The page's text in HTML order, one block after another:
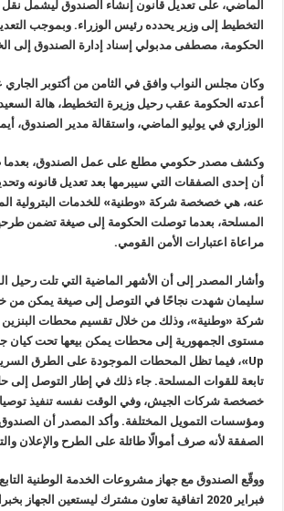
الماضي، على تعديل قانون إنشاء الصندوق ليشمل نقل
التخطيط إلى وزير يحدده رئيس الوزراء. وبموجب
الحكومة، مصطفى مدبولي إسناد إدارة الصندوق إلى
وكان مجلس النواب وافق في الثامن من أكتوبر
أعدته الحكومة عقب رحيل وزيرة التخطيط، هالة
الوزاري في يوليو الماضي، واستقالة مدير الصندوق،
وكشف مصدر حكومي مطلع على عمل الصندوق، بعدما
أن إحدى الصفقات التي سيبرمها بعد تعديل قانونه
عنه، هي خصخصة شركة «وطنية» للخدمات البترولية
المسلحة، بعدما توصلت الحكومة إلى صيغة تضمن
مراعاة اعتبارات الأمن القومي.
وأشار المصدر إلى أن الأشهر الماضية التي تلت رحيل
سليمان شهدت نجاحًا في التوصل إلى صيغة يمكن من
شركة «وطنية»، وذلك من خلال تقسيم محطات البنزين
مستوى الجمهورية إلى محطات يمكن بيعها تحت كيان
Up»، فيما تظل المحطات الموجودة على الطرق
تابعة للقوات المسلحة. جاء ذلك في إطار التوصل
خصخصة شركات الجيش، وفي الوقت نفسه تنفيذ
ومؤسسات التمويل المختلفة. وأكد المصدر أن
الصفقة لأنه صرف أموالًا طائلة على الطرح والإعلان
ووقّع الصندوق مع جهاز مشروعات الخدمة الوطنية
فبراير 2020 اتفاقية تعاون مشترك ليستعين الجهاز